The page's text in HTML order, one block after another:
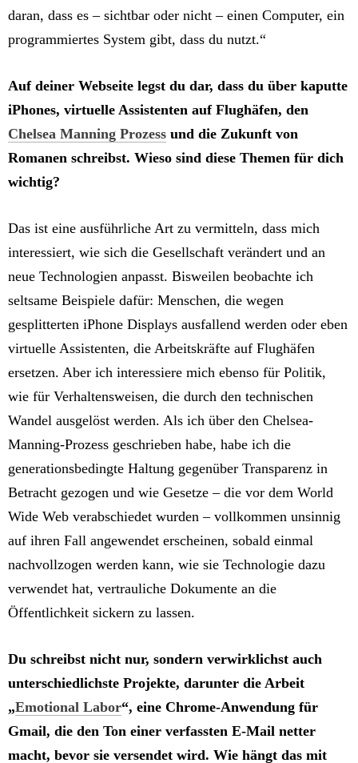
daran, dass es – sichtbar oder nicht – einen Computer, ein
programmiertes System gibt, dass du nutzt.“
Auf deiner Webseite legst du dar, dass du über kaputte
iPhones, virtuelle Assistenten auf Flughäfen, den
Chelsea Manning Prozess und die Zukunft von
Romanen schreibst. Wieso sind diese Themen für dich
wichtig?
Das ist eine ausführliche Art zu vermitteln, dass mich
interessiert, wie sich die Gesellschaft verändert und an
neue Technologien anpasst. Bisweilen beobachte ich
seltsame Beispiele dafür: Menschen, die wegen
gesplitterten iPhone Displays ausfallend werden oder eben
virtuelle Assistenten, die Arbeitskräfte auf Flughäfen
ersetzen. Aber ich interessiere mich ebenso für Politik,
wie für Verhaltensweisen, die durch den technischen
Wandel ausgelöst werden. Als ich über den Chelsea-
Manning-Prozess geschrieben habe, habe ich die
generationsbedingte Haltung gegenüber Transparenz in
Betracht gezogen und wie Gesetze – die vor dem World
Wide Web verabschiedet wurden – vollkommen unsinnig
auf ihren Fall angewendet erscheinen, sobald einmal
nachvollzogen werden kann, wie sie Technologie dazu
verwendet hat, vertrauliche Dokumente an die
Öffentlichkeit sickern zu lassen.
Du schreibst nicht nur, sondern verwirklichst auch
unterschiedlichste Projekte, darunter die Arbeit
„Emotional Labor“, eine Chrome-Anwendung für
Gmail, die den Ton einer verfassten E-Mail netter
macht, bevor sie versendet wird. Wie hängt das mit